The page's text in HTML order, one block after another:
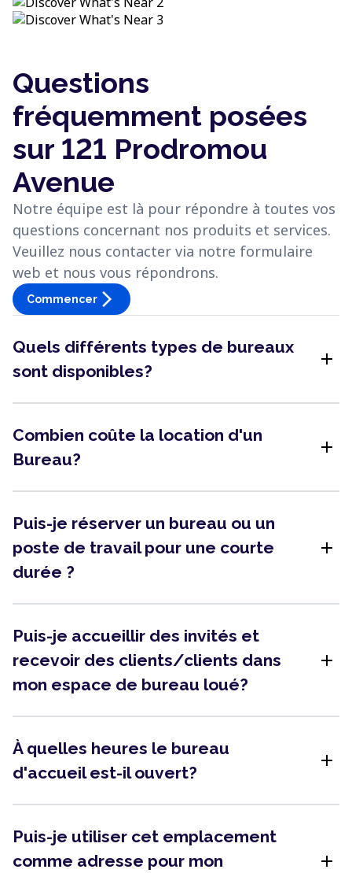
Questions
fréquemment posées
sur 121 Prodromou
Avenue
Notre équipe est là pour répondre à toutes vos
questions concernant nos produits et services.
Veuillez nous contacter via notre formulaire
web et nous vous répondrons.
Commencer arrow_forward_ios
Quels différents types de bureaux
sont disponibles?
add
Combien coûte la location d'un
Bureau?
add
Puis-je réserver un bureau ou un
poste de travail pour une courte
durée ?
add
Puis-je accueillir des invités et
recevoir des clients/clients dans
mon espace de bureau loué?
add
À quelles heures le bureau
d'accueil est-il ouvert?
add
Puis-je utiliser cet emplacement
comme adresse pour mon
add